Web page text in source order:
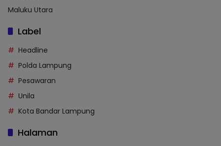
Maluku Utara
Label
Headline
Polda Lampung
Pesawaran
Unila
Kota Bandar Lampung
Halaman